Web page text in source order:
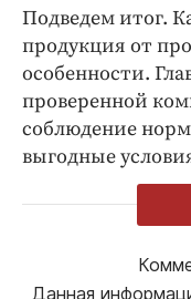
Подведем итог.
продукция от
особенности.
проверенной
соблюдение норм
выгодные
Данная